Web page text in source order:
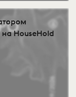
HouseHold